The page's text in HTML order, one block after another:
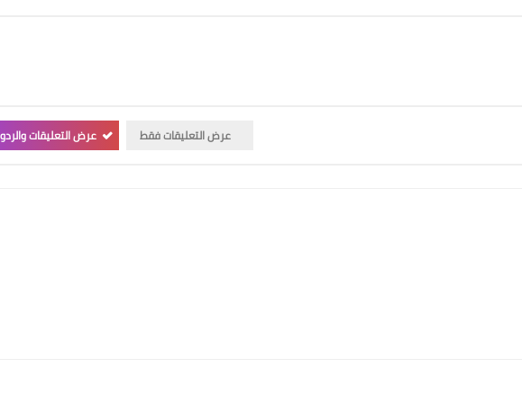
عرض التعليقات فقط عرض التعليقات